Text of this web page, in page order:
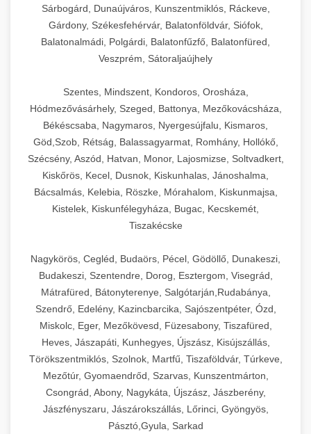
Sárbogárd, Dunaújváros, Kunszentmiklós, Ráckeve,
Gárdony, Székesfehérvár, Balatonföldvár, Siófok,
Balatonalmádi, Polgárdi, Balatonfűzfő, Balatonfüred,
Veszprém, Sátoraljaújhely
Szentes, Mindszent, Kondoros, Orosháza,
Hódmezővásárhely, Szeged, Battonya, Mezőkovácsháza,
Békéscsaba, Nagymaros, Nyergesújfalu, Kismaros,
Göd,Szob, Rétság, Balassagyarmat, Romhány, Hollókő,
Szécsény, Aszód, Hatvan, Monor, Lajosmizse, Soltvadkert,
Kiskőrös, Kecel, Dusnok, Kiskunhalas, Jánoshalma,
Bácsalmás, Kelebia, Röszke, Mórahalom, Kiskunmajsa,
Kistelek, Kiskunfélegyháza, Bugac, Kecskemét,
Tiszakécske
Nagykörös, Cegléd, Budaörs, Pécel, Gödöllő, Dunakeszi,
Budakeszi, Szentendre, Dorog, Esztergom, Visegrád,
Mátrafüred, Bátonyterenye, Salgótarján,Rudabánya,
Szendrő, Edelény, Kazincbarcika, Sajószentpéter, Ózd,
Miskolc, Eger, Mezőkövesd, Füzesabony, Tiszafüred,
Heves, Jászapáti, Kunhegyes, Újszász, Kisújszállás,
Törökszentmiklós, Szolnok, Martfű, Tiszaföldvár, Túrkeve,
Mezőtúr, Gyomaendrőd, Szarvas, Kunszentmárton,
Csongrád, Abony, Nagykáta, Újszász, Jászberény,
Jászfényszaru, Jászárokszállás, Lőrinci, Gyöngyös,
Pásztó,Gyula, Sarkad